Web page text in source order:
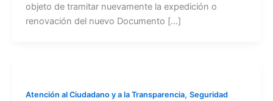
objeto de tramitar nuevamente la expedición o
renovación del nuevo Documento […]
Atención al Ciudadano y a la Transparencia, Seguridad